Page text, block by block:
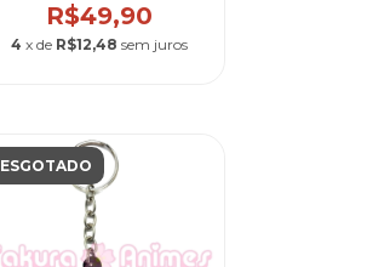
R$49,90
4 x de R$12,48 sem juros
ESGOTADO